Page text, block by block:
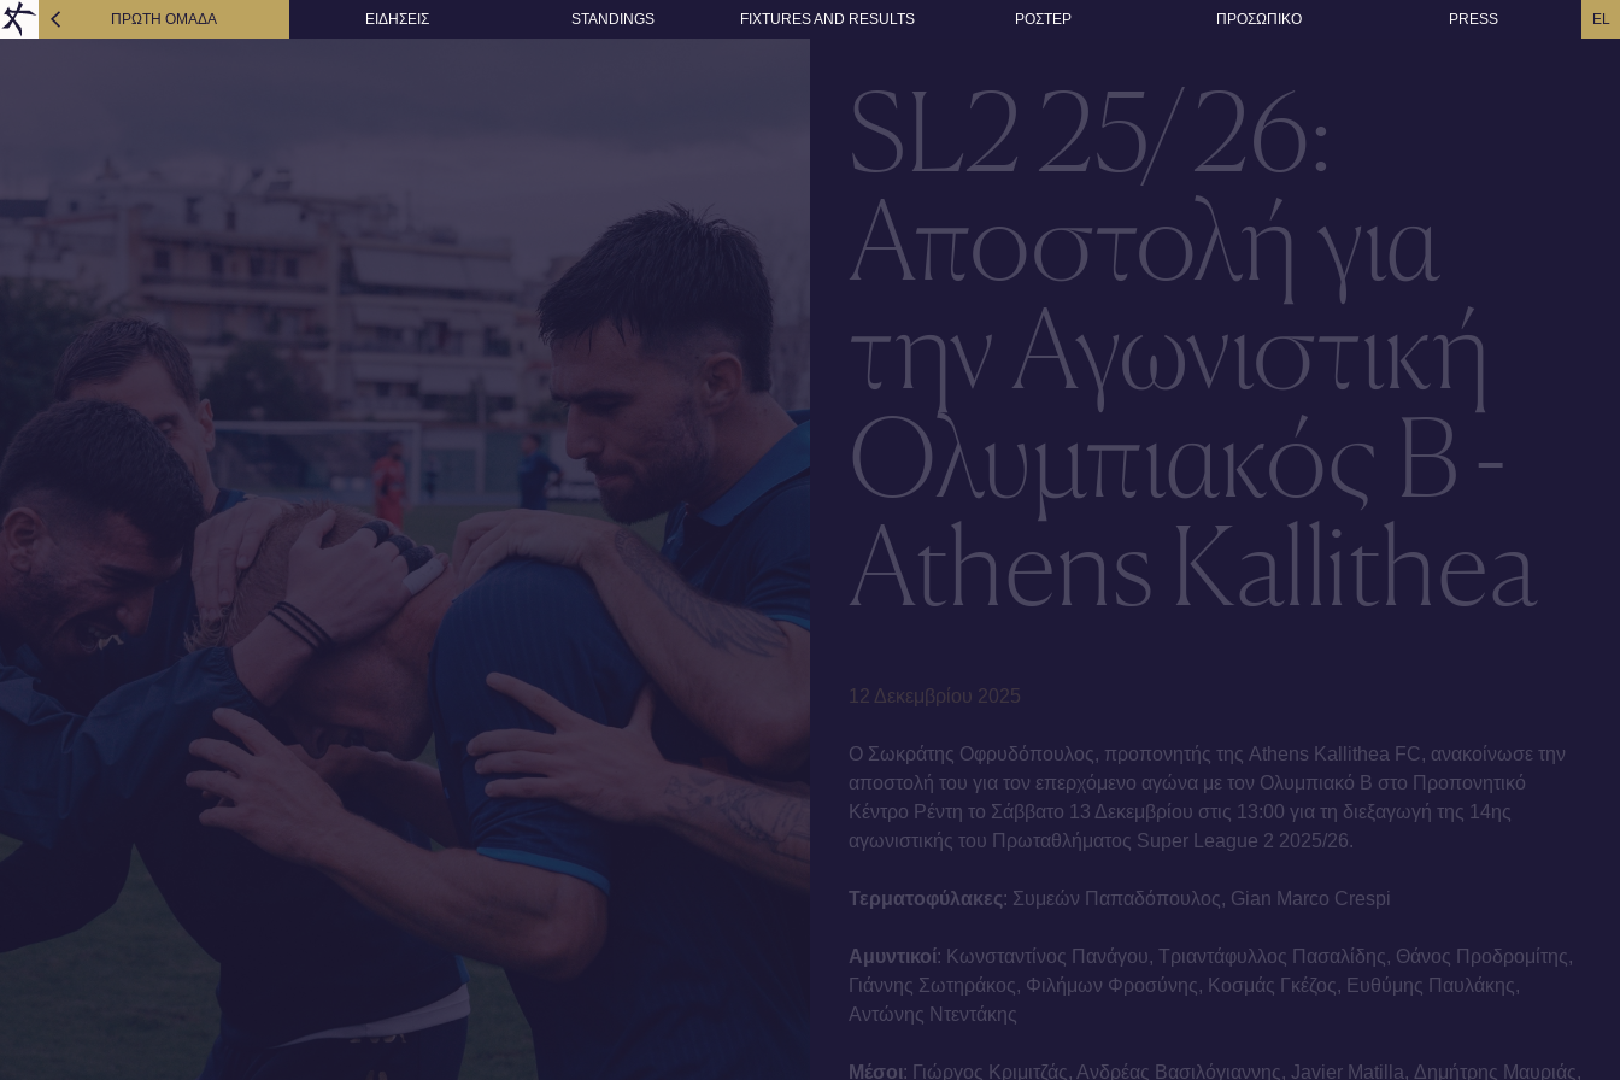
ΠΡΩΤΗ ΟΜΑΔΑ ΕΙΔΗΣΕΙΣ STANDINGS FIXTURES AND RESULTS ΡΟΣΤΕΡ ΠΡΟΣΩΠΙΚO PRESS EL
SL2 25/26:
Αποστολή για
την Αγωνιστική
Ολυμπιακός Β -
Athens Kallithea
12 Δεκεμβρίου 2025
Ο Σωκράτης Οφρυδόπουλος, προπονητής της Athens Kallithea FC, ανακοίνωσε την
αποστολή του για τον επερχόμενο αγώνα με τον Ολυμπιακό Β στο Προπονητικό
Κέντρο Ρέντη το Σάββατο 13 Δεκεμβρίου στις 13:00 για τη διεξαγωγή της 14ης
αγωνιστικής του Πρωταθλήματος Super League 2 2025/26.
Τερματοφύλακες: Συμεών Παπαδόπουλος, Gian Marco Crespi
Αμυντικοί: Κωνσταντίνος Πανάγου, Τριαντάφυλλος Πασαλίδης, Θάνος Προδρομίτης,
Γιάννης Σωτηράκος, Φιλήμων Φροσύνης, Κοσμάς Γκέζος, Ευθύμης Παυλάκης,
Αντώνης Ντεντάκης
Μέσοι: Γιώργος Κριμιτζάς, Ανδρέας Βασιλόγιαννης, Javier Matilla, Δημήτρης Μαυριάς,